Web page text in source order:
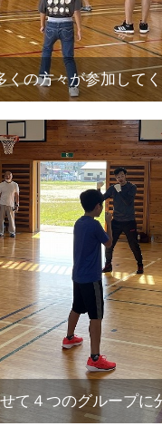
くの方々が参加して
て４つのグループに